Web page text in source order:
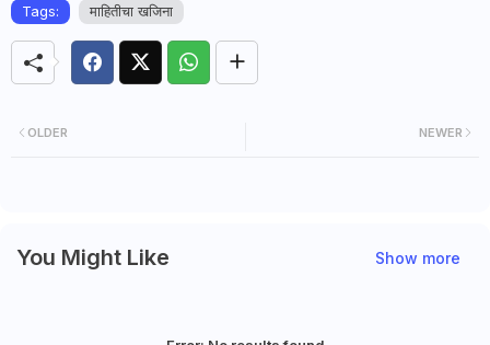
Tags: माहितीचा खजिना
NEWER
OLDER
You Might Like Show more